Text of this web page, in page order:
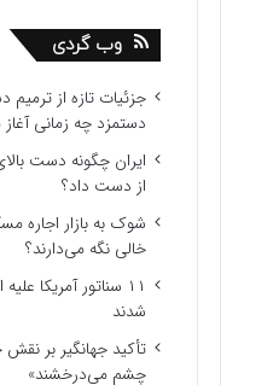
وب گردی
جزئیات تازه از ترمیم
دستمزد چه زمانی
ایران چگونه دست
از دست داد؟
شوک به بازار اجاره
خالی نگه می‌دارند؟
۱۱ سناتور آمریکا
شدند
تأکید جهانگیر بر نقش
چشم می‌درخشند»